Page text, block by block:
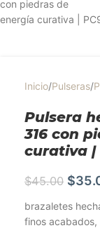
Inicio/Pulseras/
Pulsera
316 con
curativa |
$45.00 $
brazaletes
finos